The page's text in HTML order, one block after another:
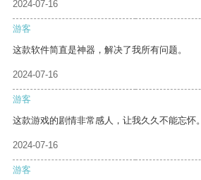
2024-07-16
游客
这款软件简直是神器，解决了我所有问题。
2024-07-16
游客
这款游戏的剧情非常感人，让我久久不能忘怀。
2024-07-16
游客